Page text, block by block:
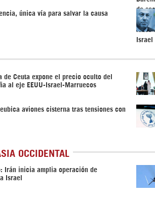
única vía para salvar la causa
de Ceuta expone el precio oculto del
al eje EEUU-Israel-Marruecos
aviones cisterna tras tensiones con
OCCIDENTAL
Irán inicia amplia operación de
Israel